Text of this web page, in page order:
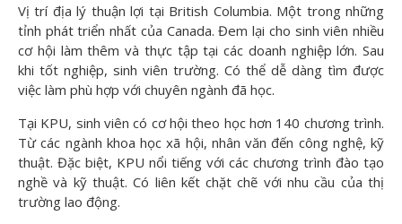
Vị trí địa lý thuận lợi tại British Columbia. Một trong những
tỉnh phát triển nhất của Canada. Đem lại cho sinh viên nhiều
cơ hội làm thêm và thực tập tại các doanh nghiệp lớn. Sau
khi tốt nghiệp, sinh viên trường. Có thể dễ dàng tìm được
việc làm phù hợp với chuyên ngành đã học.
Tại KPU, sinh viên có cơ hội theo học hơn 140 chương trình.
Từ các ngành khoa học xã hội, nhân văn đến công nghệ, kỹ
thuật. Đặc biệt, KPU nổi tiếng với các chương trình đào tạo
nghề và kỹ thuật. Có liên kết chặt chẽ với nhu cầu của thị
trường lao động.